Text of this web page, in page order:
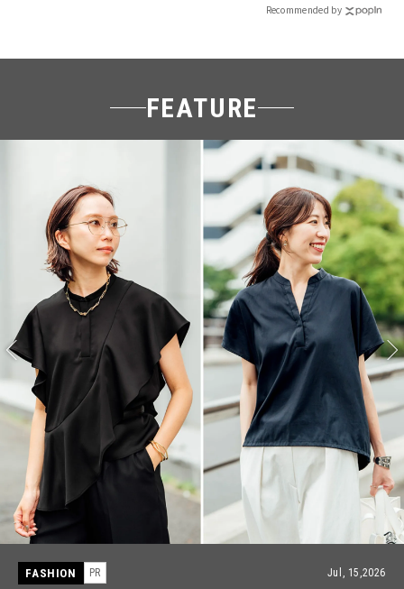
Recommended by
FEATURE
FASHION PR Jul, 15,2026